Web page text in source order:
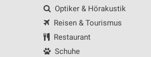
Optiker & Hörakustik
Reisen & Tourismus
Restaurant
Schuhe